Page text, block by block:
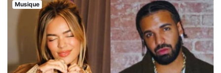
Musique